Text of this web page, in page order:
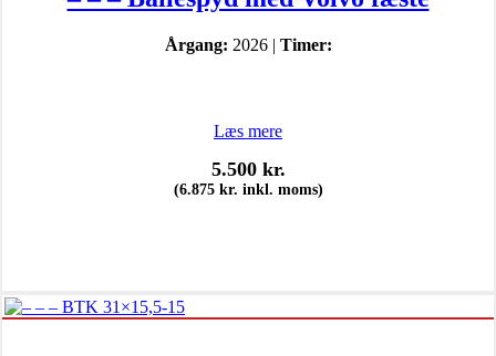
Årgang: 2026 | Timer:
Læs mere
5.500 kr.
(6.875 kr. inkl. moms)